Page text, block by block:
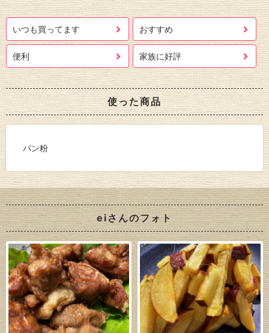
いつも買ってます おすすめ
便利 家族に好評
使った商品
パン粉
eiさんのフォト